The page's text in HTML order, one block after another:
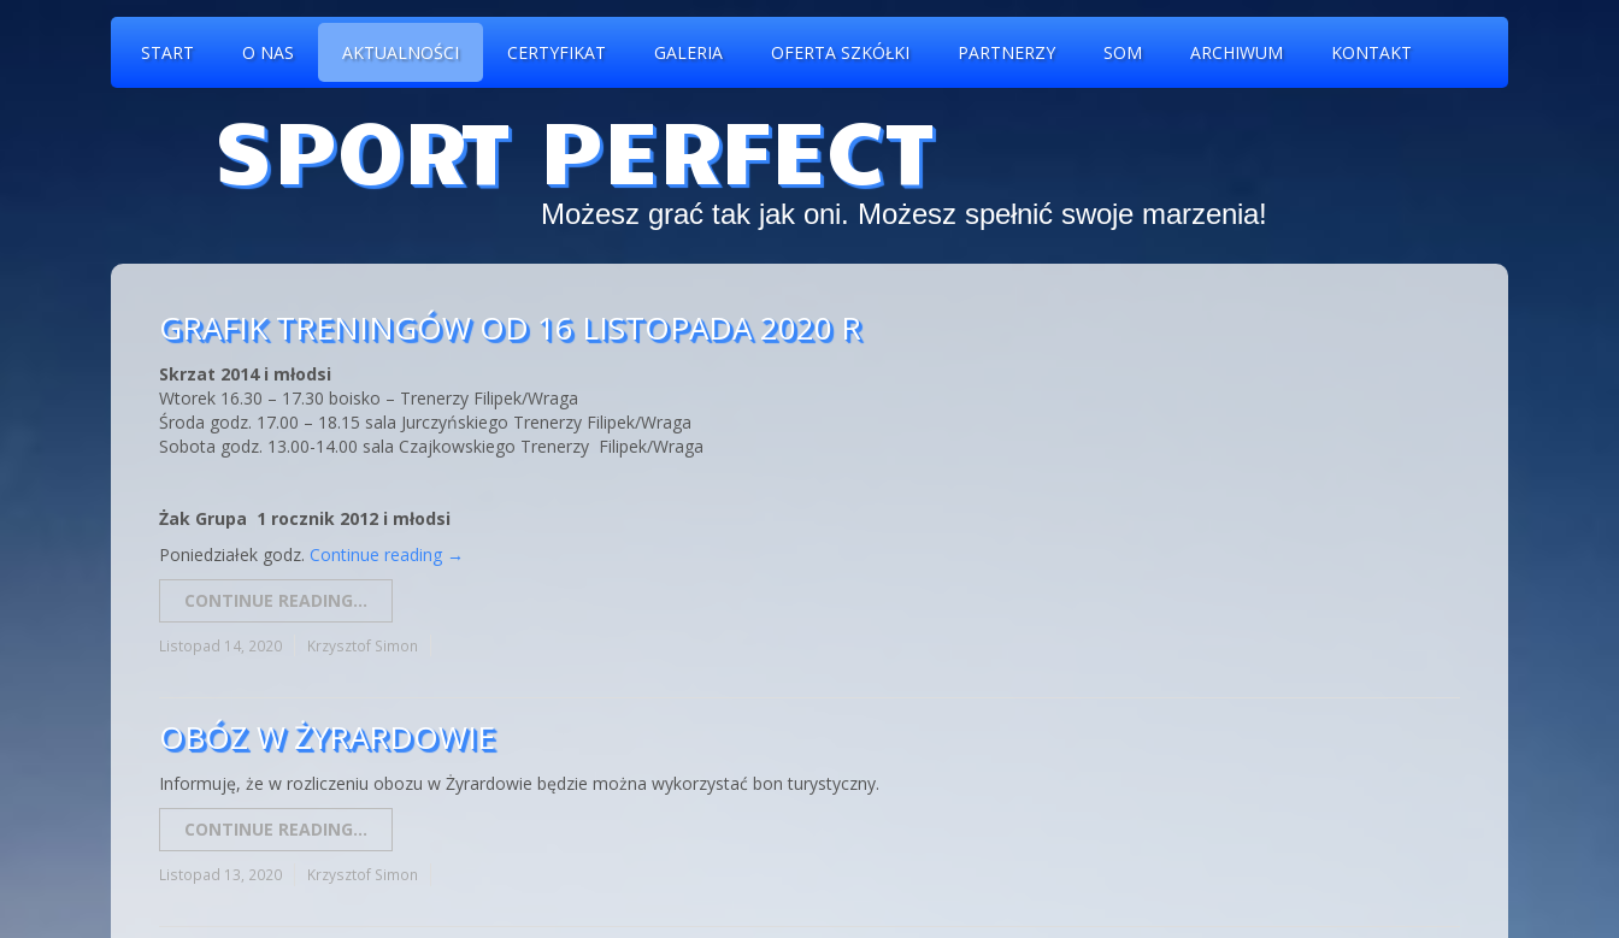
START O NAS AKTUALNOŚCI CERTYFIKAT GALERIA OFERTA SZKÓŁKI PARTNERZY SOM ARCHIWUM KONTAKT
SPORT PERFECT
Możesz grać tak jak oni. Możesz spełnić swoje marzenia!
GRAFIK TRENINGÓW OD 16 LISTOPADA 2020 R
Skrzat 2014 i młodsi
Wtorek 16.30 – 17.30 boisko – Trenerzy Filipek/Wraga
Środa godz. 17.00 – 18.15 sala Jurczyńskiego Trenerzy Filipek/Wraga
Sobota godz. 13.00-14.00 sala Czajkowskiego Trenerzy Filipek/Wraga
Żak Grupa 1 rocznik 2012 i młodsi
Poniedziałek godz. Continue reading →
CONTINUE READING...
Listopad 14, 2020 Krzysztof Simon
OBÓZ W ŻYRARDOWIE
Informuję, że w rozliczeniu obozu w Żyrardowie będzie można wykorzystać bon turystyczny.
CONTINUE READING...
Listopad 13, 2020 Krzysztof Simon